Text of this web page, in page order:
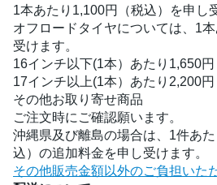
1本あたり1,100円（税込）を申し
オフロードタイヤについては、1
受けます。
16インチ以下(1本）あたり1,650円
17インチ以上(1本）あたり2,200円
その他お取り寄せ商品
ご注文時にご確認願います。
沖縄県及び離島の場合は、1件あ
込）の追加料金を申し受けます。
その他販売金額以外のご負担いた